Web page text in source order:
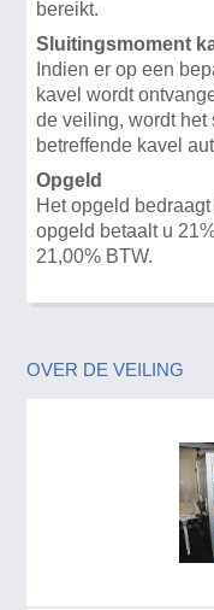
bereikt.
Sluitingsmoment
Indien er op een
kavel wordt
de veiling, wordt
betreffende kavel
Opgeld
Het opgeld
opgeld betaalt u
21,00% BTW.
OVER DE VEILING